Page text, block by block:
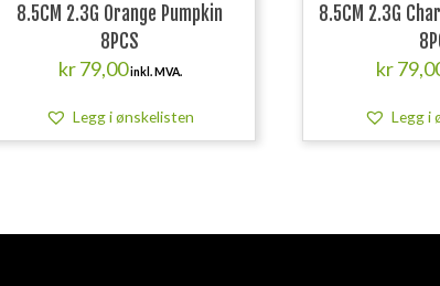
8.5CM 2.3G Orange Pumpkin
8PCS
kr79,00inkl. MVA.
Legg i ønskelisten
8.5CM 2.3G
kr
Legg i